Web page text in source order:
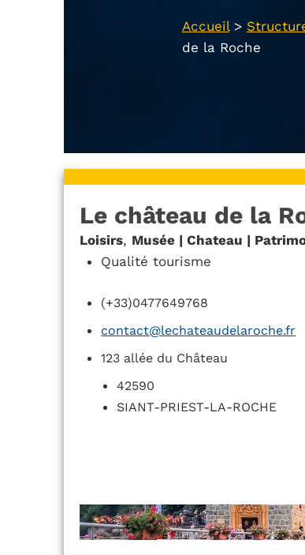
Accueil>
de la Roche
Le château de la
Loisirs, Musée | Chateau |
Qualité tourisme
(+33)0477649768
contact@lechateaudelaroche.fr
123 allée du Château
42590
SIANT-PRIEST-LA-ROCHE